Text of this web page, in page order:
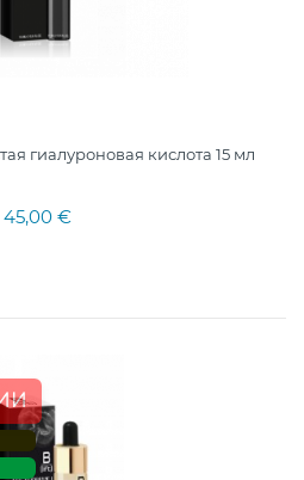
гиалуроновая кислота 15 мл
45,00 €